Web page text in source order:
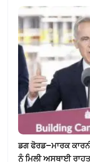
ਡਗ ਫੋਰਡ–ਮਾਰਕ
ਨੂੰ ਮਿਲੀ ਅਸਥਾਈ